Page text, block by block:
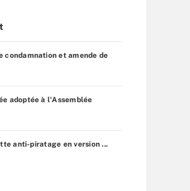
condamnation et amende de
adoptée à l'Assemblée
anti-piratage en version ...